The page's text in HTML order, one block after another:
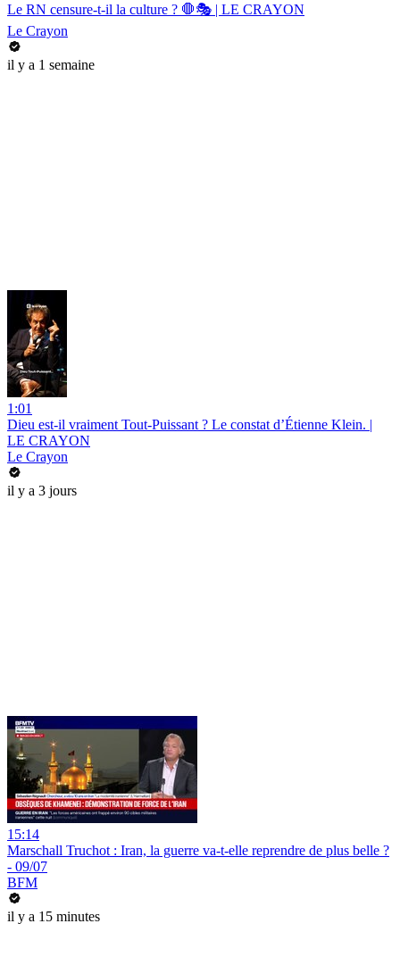
Le RN censure-t-il la culture ? 🛑🎭 | LE CRAYON
Le Crayon
il y a 1 semaine
1:01
Dieu est-il vraiment Tout-Puissant ? Le constat d’Étienne Klein. |
LE CRAYON
Le Crayon
il y a 3 jours
15:14
Marschall Truchot : Iran, la guerre va-t-elle reprendre de plus belle ?
- 09/07
BFM
il y a 15 minutes